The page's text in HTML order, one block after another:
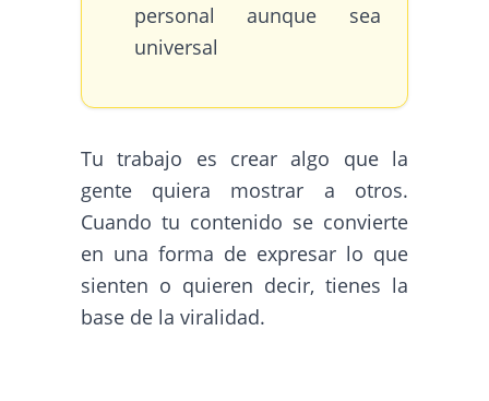
personal aunque sea
universal
Tu trabajo es crear algo que la
gente quiera mostrar a otros.
Cuando tu contenido se convierte
en una forma de expresar lo que
sienten o quieren decir, tienes la
base de la viralidad.